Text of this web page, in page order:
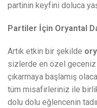
partinin keyfini doluca
Partiler İçin Oryantal
Artık etkin bir şekilde
sizlerde en özel geceniz
çıkarmaya başlamış
tüm misafirleriniz ile
dolu dolu eğlencenin